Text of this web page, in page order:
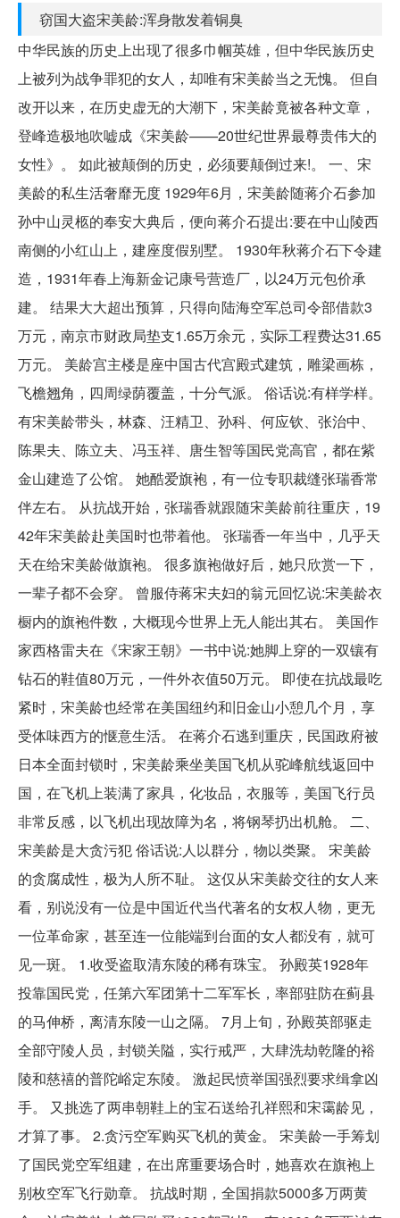
窃国大盗宋美龄:浑身散发着铜臭
中华民族的历史上出现了很多巾帼英雄，但中华民族历史
上被列为战争罪犯的女人，却唯有宋美龄当之无愧。 但自
改开以来，在历史虚无的大潮下，宋美龄竟被各种文章，
登峰造极地吹嘘成《宋美龄——20世纪世界最尊贵伟大的
女性》。 如此被颠倒的历史，必须要颠倒过来!。 一、宋
美龄的私生活奢靡无度 1929年6月，宋美龄随蒋介石参加
孙中山灵柩的奉安大典后，便向蒋介石提出:要在中山陵西
南侧的小红山上，建座度假别墅。 1930年秋蒋介石下令建
造，1931年春上海新金记康号营造厂，以24万元包价承
建。 结果大大超出预算，只得向陆海空军总司令部借款3
万元，南京市财政局垫支1.65万余元，实际工程费达31.65
万元。 美龄宫主楼是座中国古代宫殿式建筑，雕梁画栋，
飞檐翘角，四周绿荫覆盖，十分气派。 俗话说:有样学样。
有宋美龄带头，林森、汪精卫、孙科、何应钦、张治中、
陈果夫、陈立夫、冯玉祥、唐生智等国民党高官，都在紫
金山建造了公馆。 她酷爱旗袍，有一位专职裁缝张瑞香常
伴左右。 从抗战开始，张瑞香就跟随宋美龄前往重庆，19
42年宋美龄赴美国时也带着他。 张瑞香一年当中，几乎天
天在给宋美龄做旗袍。 很多旗袍做好后，她只欣赏一下，
一辈子都不会穿。 曾服侍蒋宋夫妇的翁元回忆说:宋美龄衣
橱内的旗袍件数，大概现今世界上无人能出其右。 美国作
家西格雷夫在《宋家王朝》一书中说:她脚上穿的一双镶有
钻石的鞋值80万元，一件外衣值50万元。 即使在抗战最吃
紧时，宋美龄也经常在美国纽约和旧金山小憩几个月，享
受体味西方的惬意生活。 在蒋介石逃到重庆，民国政府被
日本全面封锁时，宋美龄乘坐美国飞机从驼峰航线返回中
国，在飞机上装满了家具，化妆品，衣服等，美国飞行员
非常反感，以飞机出现故障为名，将钢琴扔出机舱。 二、
宋美龄是大贪污犯 俗话说:人以群分，物以类聚。 宋美龄
的贪腐成性，极为人所不耻。 这仅从宋美龄交往的女人来
看，别说没有一位是中国近代当代著名的女权人物，更无
一位革命家，甚至连一位能端到台面的女人都没有，就可
见一斑。 1.收受盗取清东陵的稀有珠宝。 孙殿英1928年
投靠国民党，任第六军团第十二军军长，率部驻防在蓟县
的马伸桥，离清东陵一山之隔。 7月上旬，孙殿英部驱走
全部守陵人员，封锁关隘，实行戒严，大肆洗劫乾隆的裕
陵和慈禧的普陀峪定东陵。 激起民愤举国强烈要求缉拿凶
手。 又挑选了两串朝鞋上的宝石送给孔祥熙和宋霭龄见，
才算了事。 2.贪污空军购买飞机的黄金。 宋美龄一手筹划
了国民党空军组建，在出席重要场合时，她喜欢在旗袍上
别枚空军飞行勋章。 抗战时期，全国捐款5000多万两黄